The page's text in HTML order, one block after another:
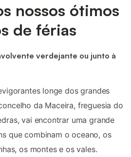
nossos ótimos
de férias
verdejante ou junto à
longe dos grandes
da Maceira, freguesia do
vai encontrar uma grande
que combinam o oceano, os
os montes e os vales.